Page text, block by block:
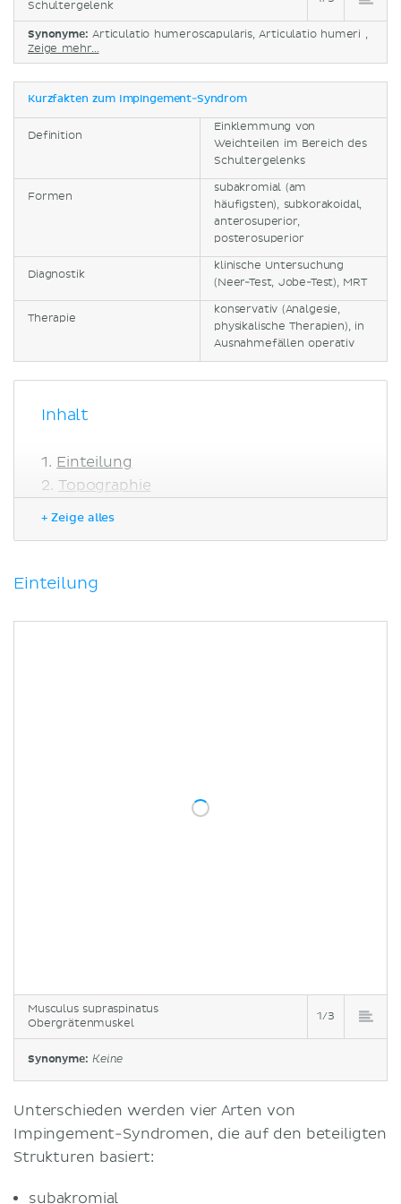
Schultergelenk
Synonyme: Articulatio humeroscapularis, Articulatio humeri ,
Zeige mehr...
Kurzfakten zum Impingement-Syndrom
Definition
Einklemmung von
Weichteilen im Bereich des
Schultergelenks
Formen
subakromial (am
häufigsten), subkorakoidal,
anterosuperior,
posterosuperior
Diagnostik
klinische Untersuchung
(Neer-Test, Jobe-Test), MRT
Therapie
konservativ (Analgesie,
physikalische Therapien), in
Ausnahmefällen operativ
Inhalt
Einteilung
Topographie
Literaturquellen
+ Zeige alles
Einteilung
Musculus supraspinatus
Obergrätenmuskel
1/3
Synonyme: Keine
Unterschieden werden vier Arten von
Impingement-Syndromen, die auf den beteiligten
Strukturen basiert:
subakromial